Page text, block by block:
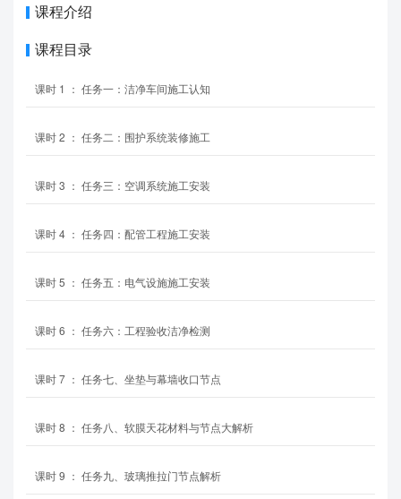
课程介绍
课程目录
课时 1 ： 任务一：洁净车间施工认知
课时2 ： 任务二：围护系统装修施工
课时3 ： 任务三：空调系统施工安装
课时4 ： 任务四：配管工程施工安装
课时5 ： 任务五：电气设施施工安装
课时6 ： 任务六：工程验收洁净检测
课时7 ： 任务七、坐垫与幕墙收口节点
课时8 ： 任务八、软膜天花材料与节点大解析
课时9 ： 任务九、玻璃推拉门节点解析